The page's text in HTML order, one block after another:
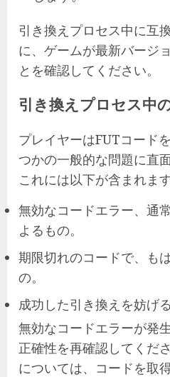
引き換えプロセス中に互
に、ゲームが最新バージ
とを確認してください。
引き換えプロセス中
プレイヤーはFUTコード
つかの一般的な問題に直
これには以下が含まれます
無効なコードエラー、通
よるもの。
期限切れのコードで、も
の。
成功した引き換えを妨げ
無効なコードエラーが発
正確性を再確認してくだ
については、コードを取